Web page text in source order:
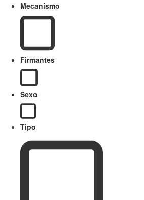
Mecanismo
Firmantes
Sexo
Tipo